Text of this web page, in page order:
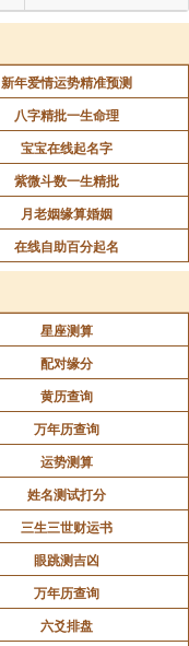
新年爱情运势精准预测
八字精批一生命理
宝宝在线起名字
紫微斗数一生精批
月老姻缘算婚姻
在线自助百分起名
星座测算
配对缘分
黄历查询
万年历查询
运势测算
姓名测试打分
三生三世财运书
眼跳测吉凶
万年历查询
六爻排盘